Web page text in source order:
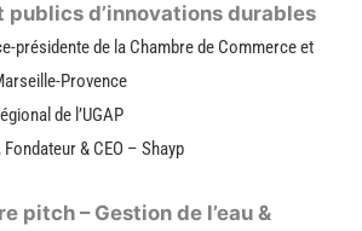
publics d’innovations durables
présidente de la Chambre de Commerce et
Provence
de l’UGAP
& CEO – Shayp
pitch – Gestion de l’eau &